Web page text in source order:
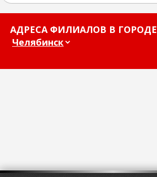
АДРЕСА ФИЛИАЛОВ В ГОРОДЕ